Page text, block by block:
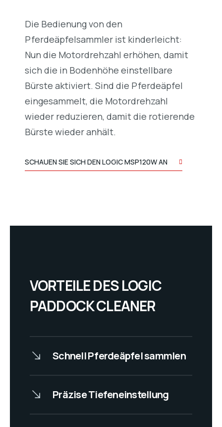
Die Bedienung von den
Pferdeäpfelsammler ist kinderleicht:
Nun die Motordrehzahl erhöhen, damit
sich die in Bodenhöhe einstellbare
Bürste aktiviert. Sind die Pferdeäpfel
eingesammelt, die Motordrehzahl
wieder reduzieren, damit die rotierende
Bürste wieder anhält.
SCHAUEN SIE SICH DEN LOGIC MSP120W AN
VORTEILE DES LOGIC
PADDOCK CLEANER
Schnell Pferdeäpfel sammlen
Präzise Tiefeneinstellung